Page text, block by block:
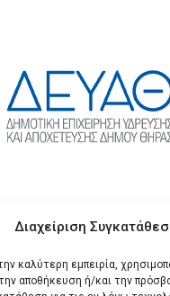
Διαχείριση
καλύτερη εμπειρία,
αποθήκευση ή/και την